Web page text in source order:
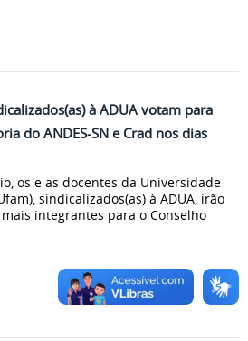
à ADUA votam para
do ANDES-SN e Crad nos dias
os e as docentes da Universidade
sindicalizados(as) à ADUA, irão
integrantes para o Conselho